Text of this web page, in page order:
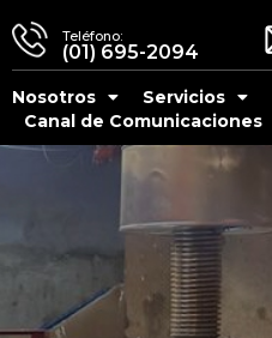
Teléfono:
(01) 695-2094
Nosotros Servicios
Canal de Comunicaciones